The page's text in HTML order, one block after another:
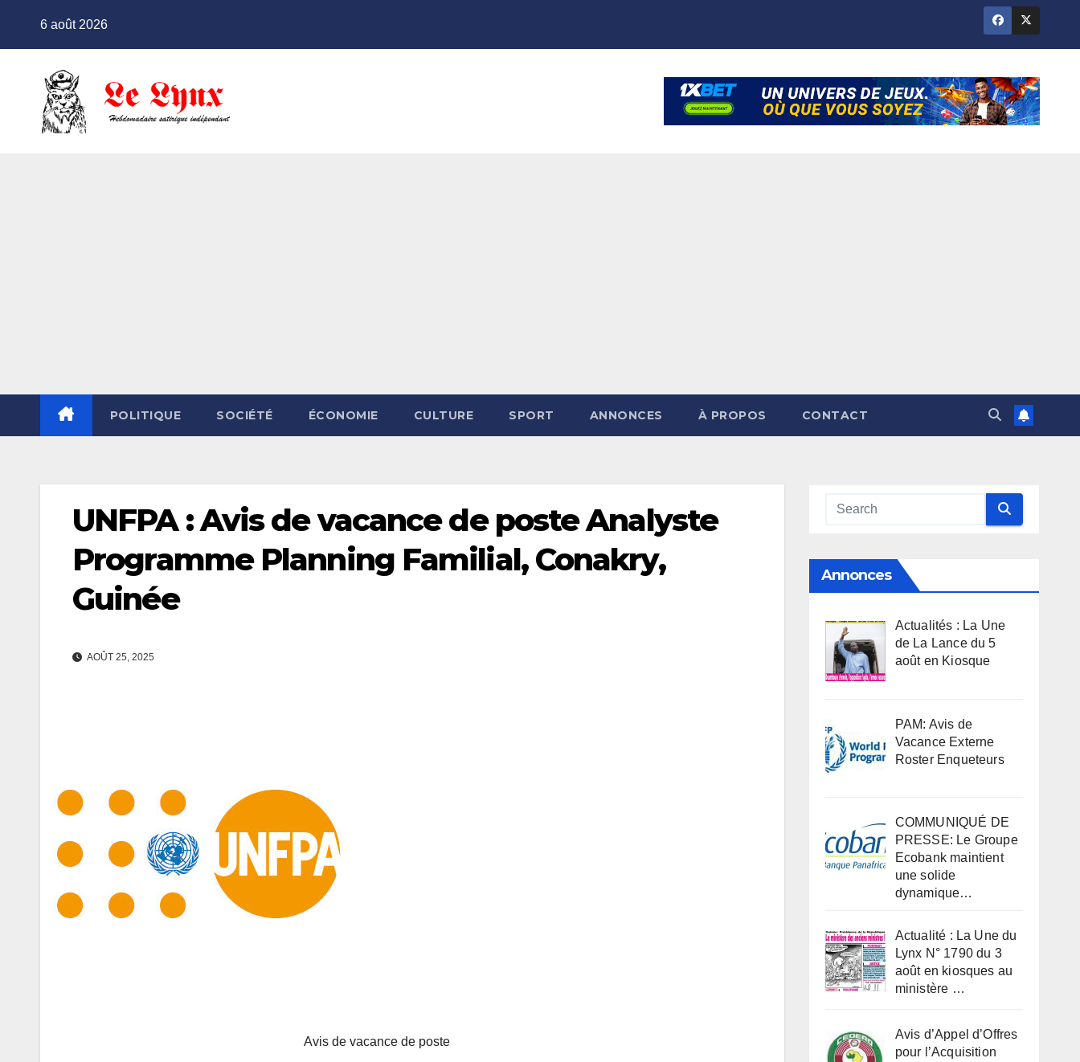
6 août 2026
POLITIQUE SOCIÉTÉ ÉCONOMIE CULTURE SPORT ANNONCES À PROPOS CONTACT
UNFPA : Avis de vacance de poste Analyste
Programme Planning Familial, Conakry,
Guinée
AOÛT 25, 2025
Avis de vacance de poste
Annonces
Actualités : La Une
de La Lance du 5
août en Kiosque
PAM: Avis de
Vacance Externe
Roster Enqueteurs
COMMUNIQUÉ DE
PRESSE: Le Groupe
Ecobank maintient
une solide
dynamique…
Actualité : La Une du
Lynx N° 1790 du 3
août en kiosques au
ministère …
Avis d’Appel d’Offres
pour l’Acquisition